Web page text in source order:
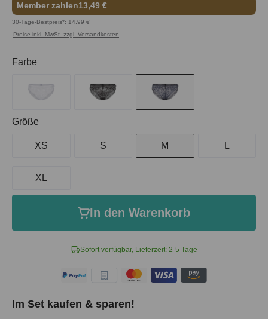
Member zahlen13,49 €
30-Tage-Bestpreis*: 14,99 €
Preise inkl. MwSt. zzgl. Versandkosten
Sofort verfügbar, Lieferzeit: 2-5 Tage
Farbe
Größe
XS S M L
XL
In den Warenkorb
Im Set kaufen & sparen!